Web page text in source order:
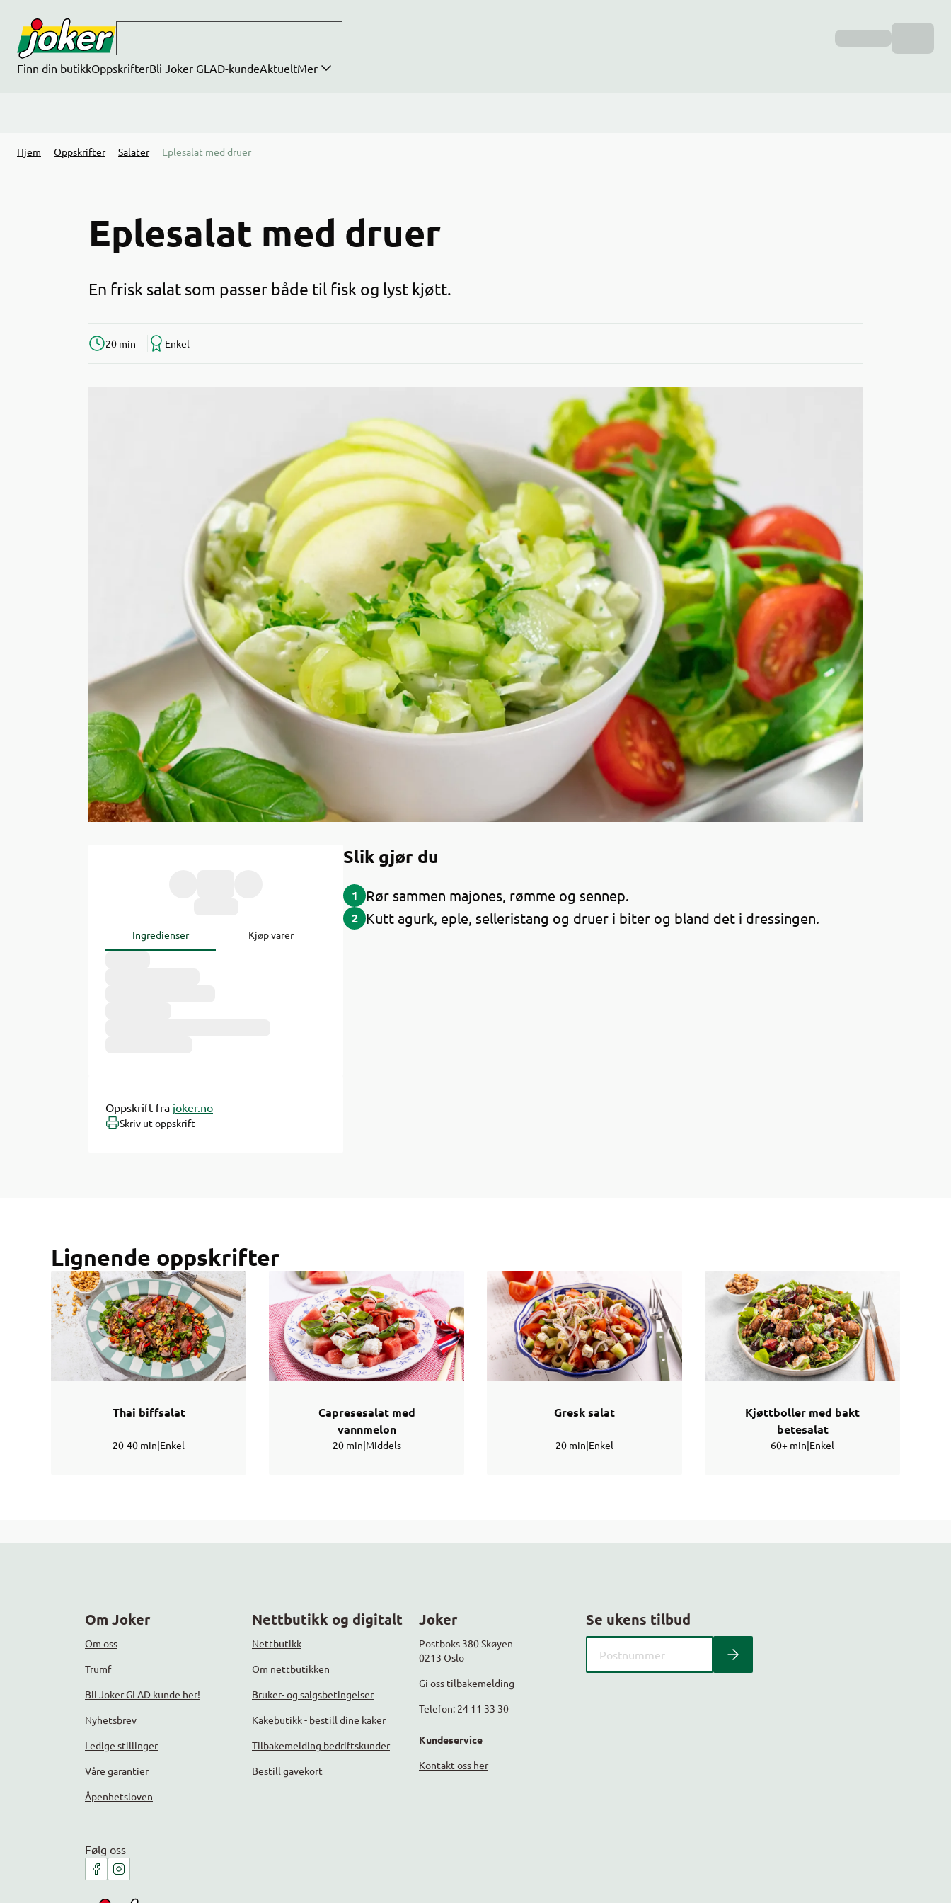
Finn din butikkOppskrifterBli Joker GLAD-kundeAktueltMer
Hjem Oppskrifter Salater Eplesalat med druer
Eplesalat med druer
En frisk salat som passer både til fisk og lyst kjøtt.
20 min Enkel
Ingredienser Kjøp varer
Oppskrift fra joker.no
Skriv ut oppskrift
Slik gjør du
1 Rør sammen majones, rømme og sennep.
2 Kutt agurk, eple, selleristang og druer i biter og bland det i dressingen.
Lignende oppskrifter
Thai biffsalat
20-40 min|Enkel
Capresesalat med
vannmelon
20 min|Middels
Gresk salat
20 min|Enkel
Kjøttboller med bakt
betesalat
60+ min|Enkel
Om Joker
Om oss
Trumf
Bli Joker GLAD kunde her!
Nyhetsbrev
Ledige stillinger
Våre garantier
Åpenhetsloven
Nettbutikk og digitalt
Nettbutikk
Om nettbutikken
Bruker- og salgsbetingelser
Kakebutikk - bestill dine kaker
Tilbakemelding bedriftskunder
Bestill gavekort
Joker
Postboks 380 Skøyen
0213 Oslo
Gi oss tilbakemelding
Telefon: 24 11 33 30
Kundeservice
Kontakt oss her
Se ukens tilbud
Følg oss